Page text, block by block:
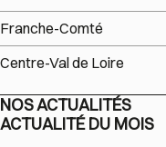
Franche-Comté
Centre-Val de Loire
NOS ACTUALITÉS
ACTUALITÉ DU MOIS